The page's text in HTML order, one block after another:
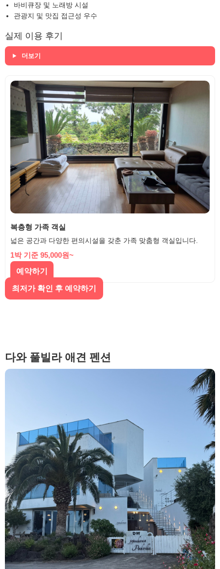
바비큐장 및 노래방 시설
관광지 및 맛집 접근성 우수
실제 이용 후기
더보기
복층형 가족 객실
넓은 공간과 다양한 편의시설을 갖춘 가족 맞춤형 객실입니다.
1박 기준 95,000원~
예약하기
최저가 확인 후 예약하기
다와 풀빌라 애견 펜션